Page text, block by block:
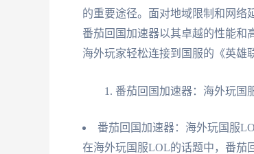
的重要途径。面对地域限制和网络
番茄回国加速器以其卓越的性能和
海外玩家轻松连接到国服的《英雄
番茄回国加速器：海外玩国
番茄回国加速器：海外玩国服
在海外玩国服LOL的话题中，番茄